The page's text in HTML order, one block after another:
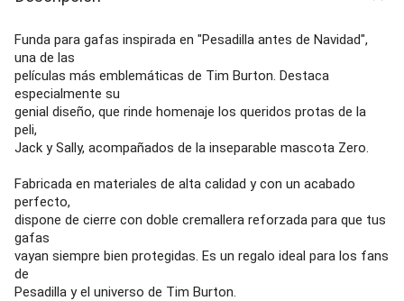
Funda para gafas inspirada en "Pesadilla antes de Navidad",
una de las
películas más emblemáticas de Tim Burton. Destaca
especialmente su
genial diseño, que rinde homenaje los queridos protas de la
peli,
Jack y Sally, acompañados de la inseparable mascota Zero.
Fabricada en materiales de alta calidad y con un acabado
perfecto,
dispone de cierre con doble cremallera reforzada para que tus
gafas
vayan siempre bien protegidas. Es un regalo ideal para los fans
de
Pesadilla y el universo de Tim Burton.